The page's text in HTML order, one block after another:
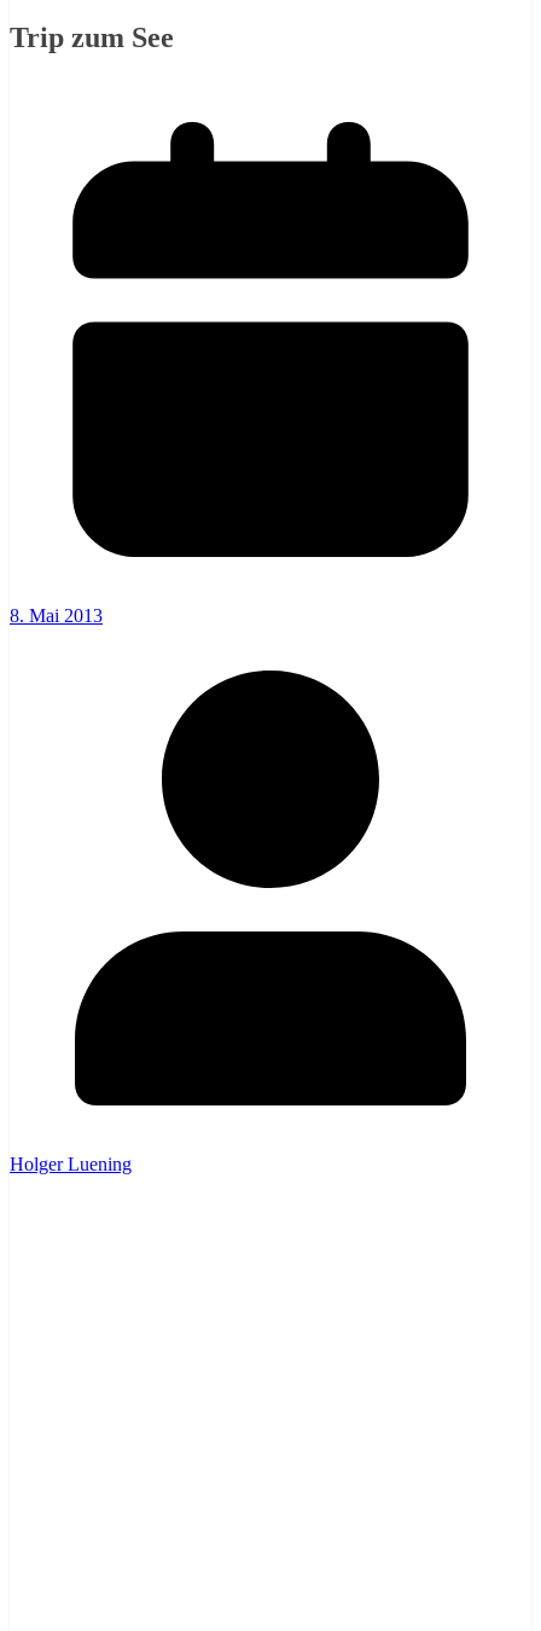
Trip zum See
8. Mai 2013
Holger Luening